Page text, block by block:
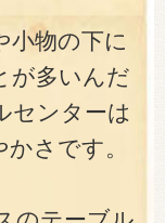
小物の下に
が多いんだ
センターは
さです。